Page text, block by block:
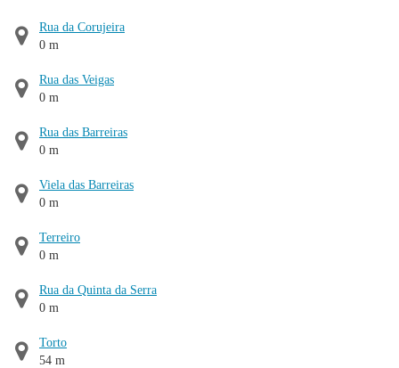
Rua da Corujeira
0 m
Rua das Veigas
0 m
Rua das Barreiras
0 m
Viela das Barreiras
0 m
Terreiro
0 m
Rua da Quinta da Serra
0 m
Torto
54 m